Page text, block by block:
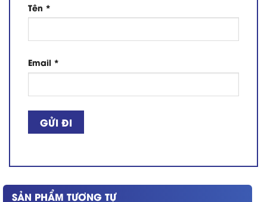
Tên *
Email *
SẢN PHẨM TƯƠNG TỰ